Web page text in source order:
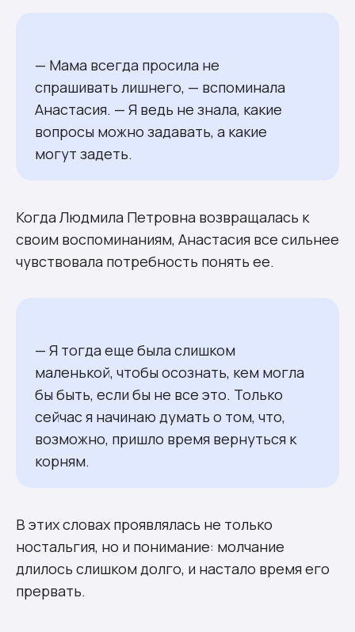
— Мама всегда просила не
спрашивать лишнего, — вспоминала
Анастасия. — Я ведь не знала, какие
вопросы можно задавать, а какие
могут задеть.
Когда Людмила Петровна возвращалась к
своим воспоминаниям, Анастасия все сильнее
чувствовала потребность понять ее.
— Я тогда еще была слишком
маленькой, чтобы осознать, кем могла
бы быть, если бы не все это. Только
сейчас я начинаю думать о том, что,
возможно, пришло время вернуться к
корням.
В этих словах проявлялась не только
ностальгия, но и понимание: молчание
длилось слишком долго, и настало время его
прервать.